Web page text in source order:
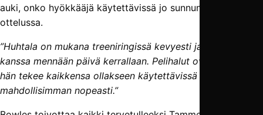
auki, onko hyökkääjä käytettävissä jo sunnuntain
ottelussa.
”Huhtala on mukana treeniringissä kevyesti ja Jessen
kanssa mennään päivä kerrallaan. Pelihalut ovat kovat, ja
hän tekee kaikkensa ollakseen käytettävissä
mahdollisimman nopeasti.”